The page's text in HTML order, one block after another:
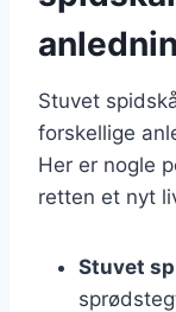
Stuvet
forskellige
Her er nogle
retten et nyt
Stuvet